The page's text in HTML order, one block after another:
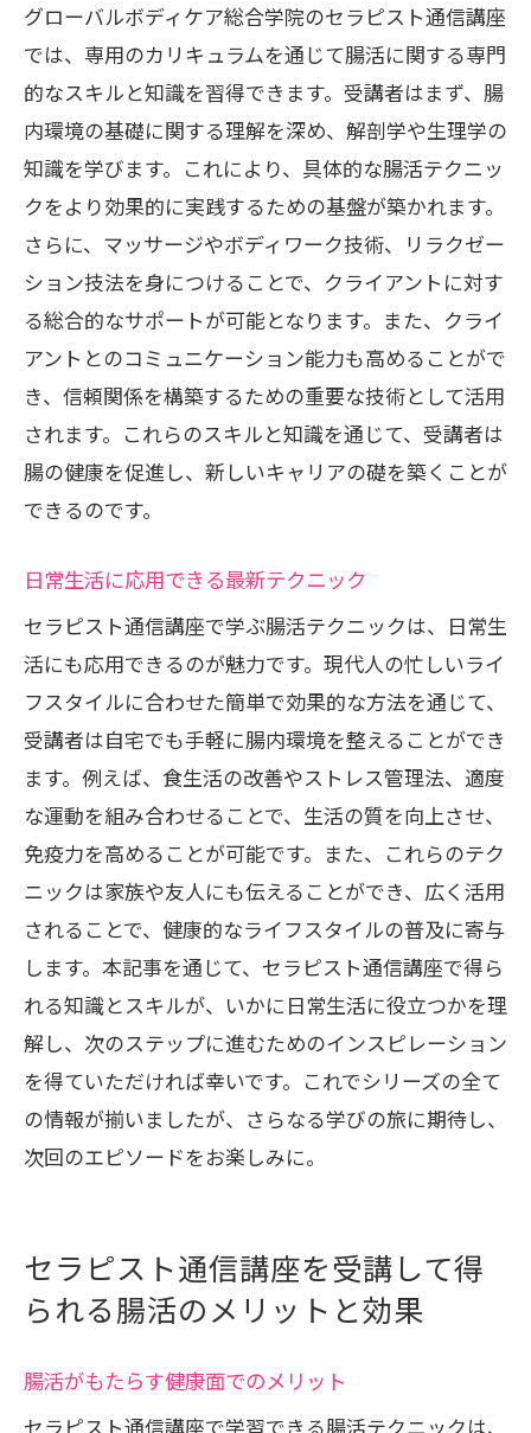
グローバルボディケア総合学院のセラピスト通信講座
では、専用のカリキュラムを通じて腸活に関する専門
的なスキルと知識を習得できます。受講者はまず、腸
内環境の基礎に関する理解を深め、解剖学や生理学の
知識を学びます。これにより、具体的な腸活テクニッ
クをより効果的に実践するための基盤が築かれます。
さらに、マッサージやボディワーク技術、リラクゼー
ション技法を身につけることで、クライアントに対す
る総合的なサポートが可能となります。また、クライ
アントとのコミュニケーション能力も高めることがで
き、信頼関係を構築するための重要な技術として活用
されます。これらのスキルと知識を通じて、受講者は
腸の健康を促進し、新しいキャリアの礎を築くことが
できるのです。
日常生活に応用できる最新テクニック
セラピスト通信講座で学ぶ腸活テクニックは、日常生
活にも応用できるのが魅力です。現代人の忙しいライ
フスタイルに合わせた簡単で効果的な方法を通じて、
受講者は自宅でも手軽に腸内環境を整えることができ
ます。例えば、食生活の改善やストレス管理法、適度
な運動を組み合わせることで、生活の質を向上させ、
免疫力を高めることが可能です。また、これらのテク
ニックは家族や友人にも伝えることができ、広く活用
されることで、健康的なライフスタイルの普及に寄与
します。本記事を通じて、セラピスト通信講座で得ら
れる知識とスキルが、いかに日常生活に役立つかを理
解し、次のステップに進むためのインスピレーション
を得ていただければ幸いです。これでシリーズの全て
の情報が揃いましたが、さらなる学びの旅に期待し、
次回のエピソードをお楽しみに。
セラピスト通信講座を受講して得
られる腸活のメリットと効果
腸活がもたらす健康面でのメリット
セラピスト通信講座で学習できる腸活テクニックは、